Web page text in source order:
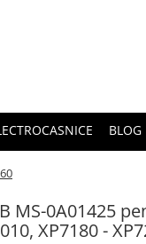
BLOG
MS-0A01425
XP7180 -